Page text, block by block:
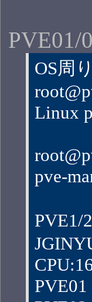
PVE01/
OS周り
Linux
pve-
PVE1/